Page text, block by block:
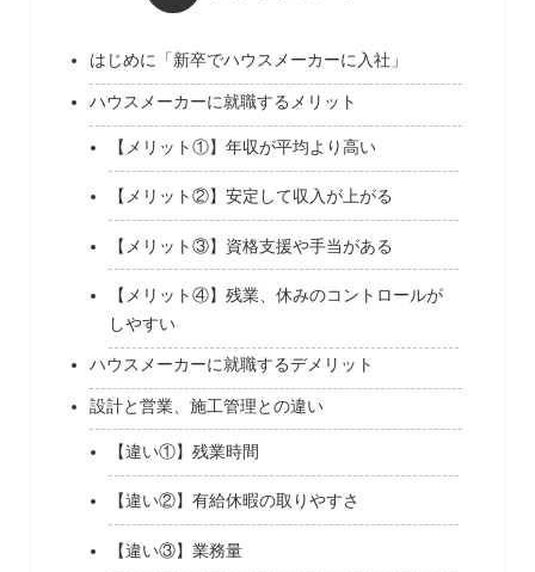
はじめに「新卒でハウスメーカーに入社」
ハウスメーカーに就職するメリット
【メリット①】年収が平均より高い
【メリット②】安定して収入が上がる
【メリット③】資格支援や手当がある
【メリット④】残業、休みのコントロールが
しやすい
ハウスメーカーに就職するデメリット
設計と営業、施工管理との違い
【違い①】残業時間
【違い②】有給休暇の取りやすさ
【違い③】業務量